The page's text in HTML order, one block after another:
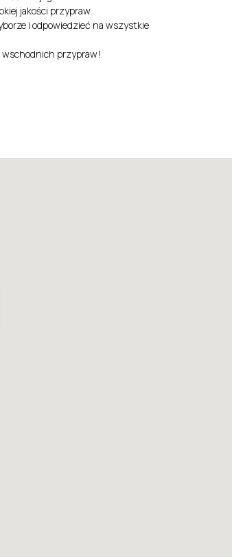
jakości przypraw.
i odpowiedzieć na wszystkie
przypraw!